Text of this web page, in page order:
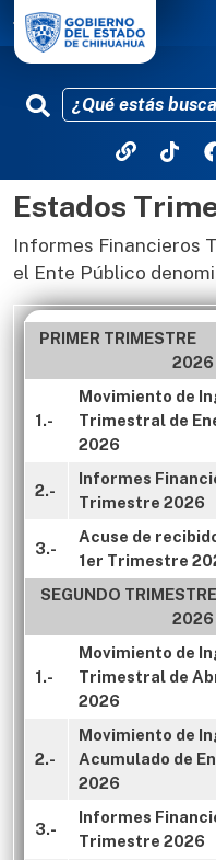
Estados
Informes Financieros
el Ente Público
PRIMER TRIMESTRE
2026
1.-
Movimiento de
Trimestral de
2026
2.-
Informes
Trimestre 2026
3.-
Acuse de
1er Trimestre
SEGUNDO
2026
1.-
Movimiento de
Trimestral de
2026
2.-
Movimiento de
Acumulado de
2026
3.-
Informes
Trimestre 2026